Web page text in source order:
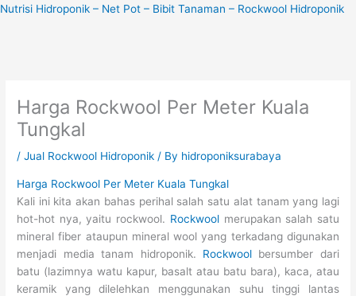
Skip
Nutrisi Hidroponik – Net Pot – Bibit Tanaman – Rockwool Hidroponik
Harga Rockwool Per Meter Kuala
Tungkal
/Jual Rockwool Hidroponik / By hidroponiksurabaya
Harga Rockwool Per Meter Kuala Tungkal
Kali ini kita akan bahas perihal salah satu alat tanam yang lagi
hot-hot nya, yaitu rockwool. Rockwoolmerupakan salah satu
mineral fiber ataupun mineral wool yang terkadang digunakan
menjadi media tanam hidroponik. Rockwool bersumber dari
batu (lazimnya watu kapur, basalt atau batu bara), kaca, atau
keramik yang dilelehkan menggunakan suhu tinggi lantas